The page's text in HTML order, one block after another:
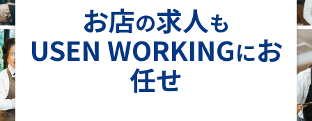
お店の求人も
USEN WORKINGにお
任せ